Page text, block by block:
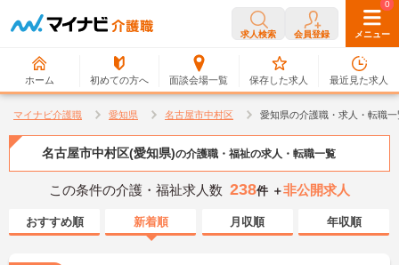
求人検索 会員登録 メニュー
ホーム 初めての方へ 面談会場一覧
0
保存した求人
0
最近見た求人
マイナビ介護職 愛知県 名古屋市中村区 愛知県の介護職・求人・転職一
名古屋市中村区(愛知県)の介護職・福祉の求人・転職一覧
この条件の介護・福祉求人数 238件 ＋非公開求人
おすすめ順 新着順 月収順 年収順